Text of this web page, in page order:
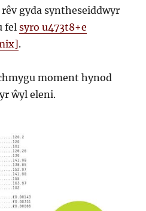
gyda syntheseiddwyr
felsyro u473t8+e
.
moment hynod
ŵyl eleni.